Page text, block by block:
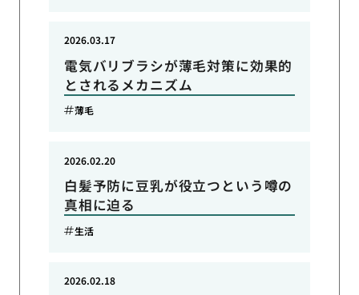
電気バリブラシが薄毛対策に効果的
とされるメカニズム
2026.03.17
薄毛
白髪予防に豆乳が役立つという噂の
真相に迫る
2026.02.20
生活
2026.02.18